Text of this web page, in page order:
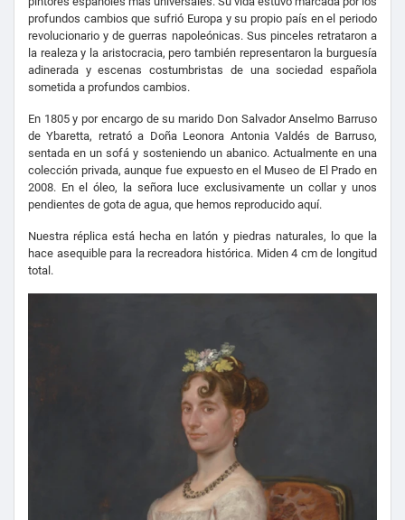
profundos cambios que sufrió Europa y su propio país en el periodo
revolucionario y de guerras napoleónicas. Sus pinceles retrataron a
la realeza y la aristocracia, pero también representaron la burguesía
adinerada y escenas costumbristas de una sociedad española
sometida a profundos cambios.
En 1805 y por encargo de su marido Don Salvador Anselmo Barruso
de Ybaretta, retrató a Doña Leonora Antonia Valdés de Barruso,
sentada en un sofá y sosteniendo un abanico. Actualmente en una
colección privada, aunque fue expuesto en el Museo de El Prado en
2008. En el óleo, la señora luce exclusivamente un collar y unos
pendientes de gota de agua, que hemos reproducido aquí.
Nuestra réplica está hecha en latón y piedras naturales, lo que la
hace asequible para la recreadora histórica. Miden 4 cm de longitud
total.